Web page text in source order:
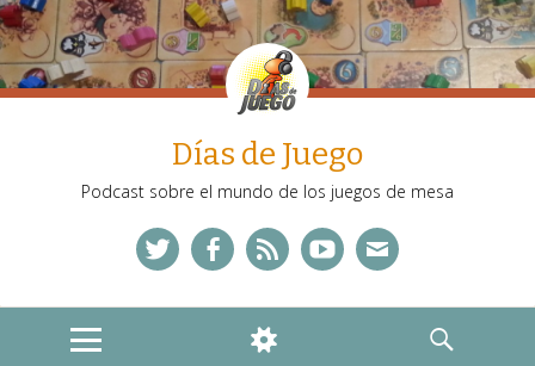
Días de Juego
Podcast sobre el mundo de los juegos de mesa
MENU
WIDGETS
SEARCH